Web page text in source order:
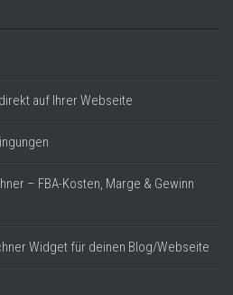
auf Ihrer Webseite
– FBA-Kosten, Marge & Gewinn
Widget für deinen Blog/Webseite